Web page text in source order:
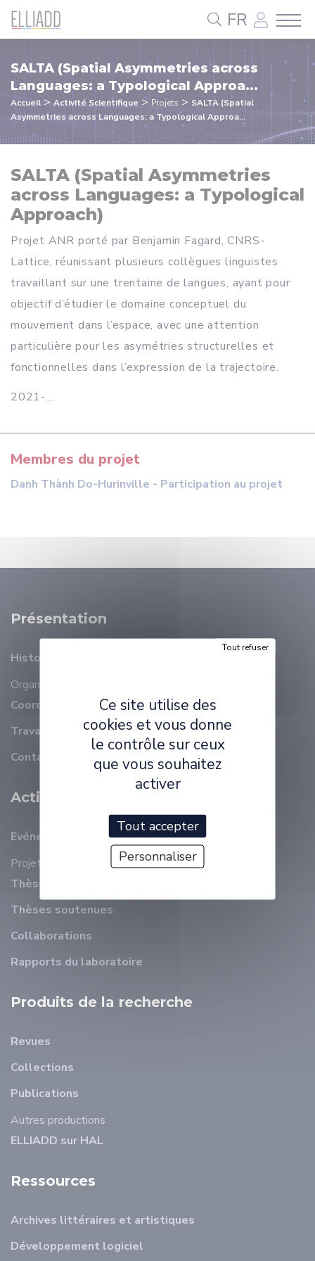
FR
SALTA (Spatial Asymmetries across
Languages: a Typological Approa...
Accueil > Activité Scientifique > Projets > SALTA (Spatial
Asymmetries across Languages: a Typological Approa...
SALTA (Spatial Asymmetries
across Languages: a Typological
Approach)
Projet ANR porté par Benjamin Fagard, CNRS-
Lattice, réunissant plusieurs collègues linguistes
travaillant sur une trentaine de langues, ayant pour
objectif d’étudier le domaine conceptuel du
mouvement dans l’espace, avec une attention
particulière pour les asymétries structurelles et
fonctionnelles dans l’expression de la trajectoire.
2021-...
Membres du projet
Danh Thành Do-Hurinville - Participation au projet
Présentation
Histoire
Organisation
Coordonnées
Travailler à ELLIADD
Contact
Activité Scientifique
Evénements récents
Projets
Thèses en cours
Thèses soutenues
Collaborations
Rapports du laboratoire
Produits de la recherche
Revues
Collections
Publications
Autres productions
ELLIADD sur HAL
Ressources
Archives littéraires et artistiques
Développement logiciel
Panneau de gestion des cookies
Ce site utilise des
cookies et vous donne
le contrôle sur ceux
que vous souhaitez
activer
Tout accepter
Tout refuser
Personnaliser